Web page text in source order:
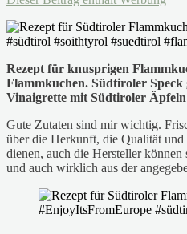
Rezept für knusprigen
Flammkuchen. Südtiroler
Vinaigrette mit Südtiroler Äpfeln
Gute Zutaten sind mir wichtig.
über die Herkunft, die Qualität
dienen, auch die Hersteller
und auch wirklich aus der